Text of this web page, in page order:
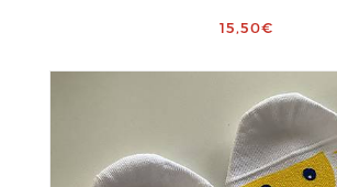
15,50€